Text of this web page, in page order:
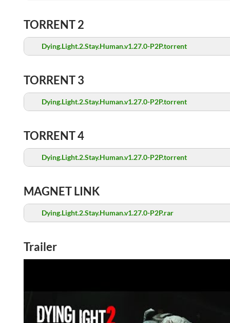
TORRENT 2
Dying.Light.2.Stay.Human.v1.27.0-P2P.torrent
TORRENT 3
Dying.Light.2.Stay.Human.v1.27.0-P2P.torrent
TORRENT 4
Dying.Light.2.Stay.Human.v1.27.0-P2P.torrent
MAGNET LINK
Dying.Light.2.Stay.Human.v1.27.0-P2P.rar
Trailer